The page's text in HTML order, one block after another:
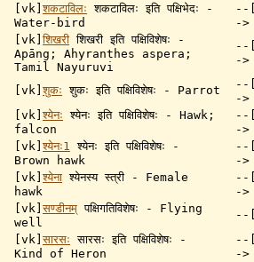
[vk]शकटाविलः शकटाविलः इति पक्षिभेदः -
Water-bird
--
->
[vk]शिखरी शिखरी इति पक्षिविशेषः -
Apāng; Ahyranthes aspera;
Tamil Nayuruvi
--
->
[vk]शुकः शुकः इति पक्षिविशेषः - Parrot
--
->
[vk]श्येनः श्येनः इति पक्षिविशेषः - Hawk;
falcon
--
->
[vk]श्येनः1 श्येनः इति पक्षिविशेषः -
Brown hawk
--
->
[vk]श्येना श्येनस्य स्त्री - Female
hawk
--
->
[vk]सण्डीनम् पक्षिगतिविशेषः - Flying
well
--
[vk]सारसः सारसः इति पक्षिविशेषः -
Kind of Heron
--
->